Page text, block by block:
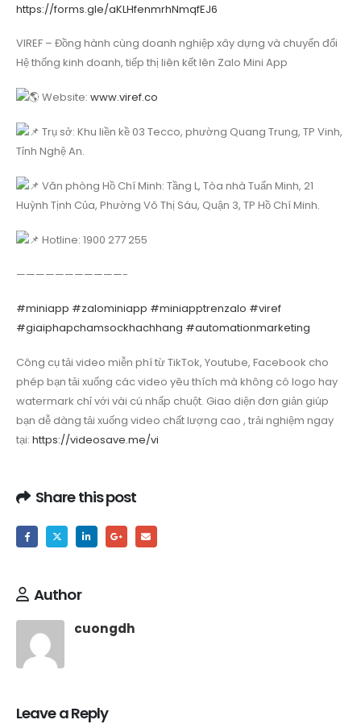
https://forms.gle/aKLHfenmrhNmqfEJ6
VIREF – Đồng hành cùng doanh nghiệp xây dựng và chuyển đổi
Hệ thống kinh doanh, tiếp thị liên kết lên Zalo Mini App
Website: www.viref.co
Trụ sở: Khu liền kề 03 Tecco, phường Quang Trung, TP Vinh,
Tỉnh Nghệ An.
Văn phòng Hồ Chí Minh: Tầng L, Tòa nhà Tuấn Minh, 21
Huỳnh Tịnh Của, Phường Võ Thị Sáu, Quận 3, TP Hồ Chí Minh.
Hotline: 1900 277 255
———————————-
#miniapp #zalominiapp #miniapptrenzalo #viref
#giaiphapchamsockhachhang #automationmarketing
Công cụ tải video miễn phí từ TikTok, Youtube, Facebook cho
phép bạn tải xuống các video yêu thích mà không có logo hay
watermark chỉ với vài cú nhấp chuột. Giao diện đơn giản giúp
bạn dễ dàng tải xuống video chất lượng cao , trải nghiệm ngay
tại: https://videosave.me/vi
Share this post
Author
cuongdh
Leave a Reply